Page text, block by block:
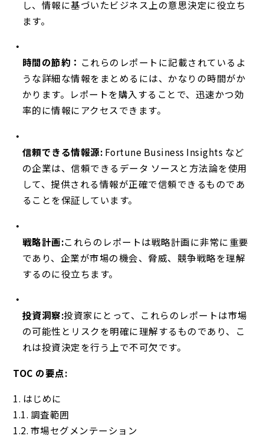
し、情報に基づいたビジネス上の意思決定に役立ち
ます。
時間の節約： これらのレポートに記載されているよ
うな詳細な情報をまとめるには、かなりの時間がか
かります。レポートを購入することで、迅速かつ効
率的に情報にアクセスできます。
信頼できる情報源: Fortune Business Insights など
の企業は、信頼できるデータ ソースと方法論を使用
して、提供される情報が正確で信頼できるものであ
ることを保証しています。
戦略計画:これらのレポートは戦略計画に非常に重要
であり、企業が市場の機会、脅威、競争戦略を理解
するのに役立ちます。
投資洞察:投資家にとって、これらのレポートは市場
の可能性とリスクを明確に理解するものであり、こ
れは投資決定を行う上で不可欠です。
TOC の要点:
1. はじめに
1.1. 調査範囲
1.2. 市場セグメンテーション